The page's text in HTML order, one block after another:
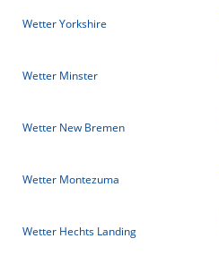
Wetter Yorkshire
Wetter Minster
Wetter New Bremen
Wetter Montezuma
Wetter Hechts Landing